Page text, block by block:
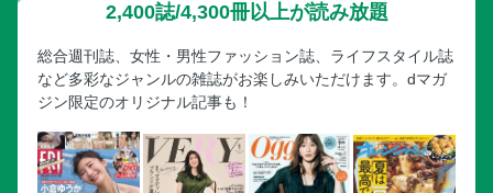
2,400誌/4,300冊以上が読み放題
総合週刊誌、女性・男性ファッション誌、ライフスタイル誌
など多彩なジャンルの雑誌がお楽しみいただけます。dマガ
ジン限定のオリジナル記事も！